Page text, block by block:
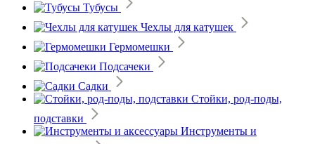
Тубусы
Чехлы для катушек
Гермомешки
Подсачеки
Садки
Стойки, род-поды,
подставки
Инструменты и